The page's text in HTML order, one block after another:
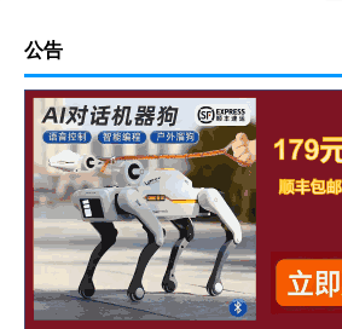
公告